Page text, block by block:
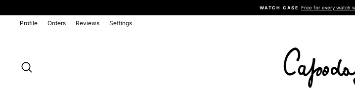
to
Pause
WATCH CASE Free for every watch
Profile Orders Reviews Settings